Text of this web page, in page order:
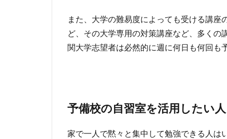
また、大学の難易度によっても受ける講
ど、その大学専用の対策講座など、多く
関大学志望者は必然的に週に何日も何回も
予備校の自習室を活用したい人
家で一人で黙々と集中して勉強できる人は